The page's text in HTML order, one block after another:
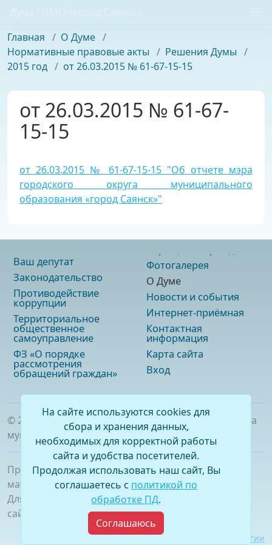
Дума ГОМО «город Саянск»
Главная / О Думе /
Нормативные правовые акты / Решения Думы /
2015 год / от 26.03.2015 № 61-67-15-15
от 26.03.2015 № 61-67-
15-15
от 26.03.2015 № 61-67-15-15 "Об отчете мэра
городского округа муниципального
образования «город Саянск»"
Ваш депутат
Законодательство
Противодействие
коррупции
Территориальное
общественное
самоуправление
ФЗ «О порядке
рассмотрения
обращений граждан»
Фотогалерея
О Думе
Новости и события
Интернет-приёмная
Контактная
информация
Карта сайта
Вход
© 2026
. Официальный сайт Думы городского округа
муниципального образования «город Саянск»
При полном или частичном использовании
материалов ссылка на сайт обязательна.
Для сетевых изданий обязательна гиперссылка на
сайт –
www.dumasayansk.ru
Разработка сайта: Виртуальные технологии
На сайте используются cookies для
сбора и хранения данных,
необходимых для корректной работы
сайта и удобства посетителей.
Продолжая использовать наш сайт, Вы
соглашаетесь с политикой по
обработке ПД.
Соглашаюсь